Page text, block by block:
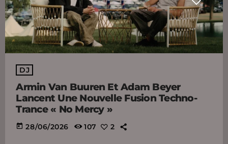
DJ
Armin Van Buuren Et Adam Beyer
Lancent Une Nouvelle Fusion Techno-
Trance « No Mercy »
today 28/06/2026 107 2